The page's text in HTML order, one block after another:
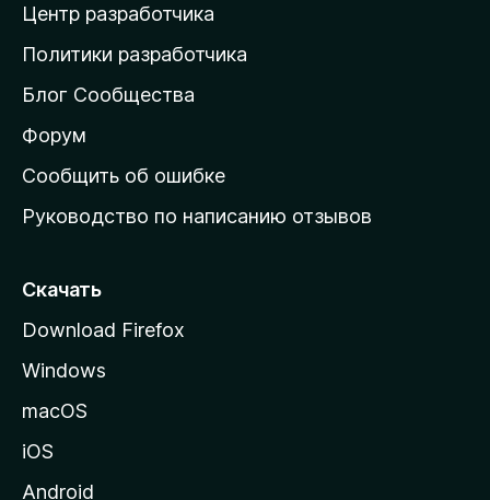
д
о
а
ш
н
ю
т
а
н
у
M
Центр разработчика
Политики разработчика
Блог Сообщества
Форум
Сообщить об ошибке
Руководство по написанию отзывов
Скачать
Download Firefox
Windows
macOS
iOS
Android